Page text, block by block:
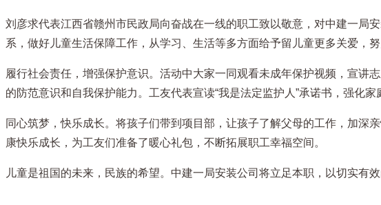
刘彦求代表江西省赣州市民政局向奋战在一线的职工致以敬意，对中建一局
系，做好儿童生活保障工作，从学习、生活等多方面给予留儿童更多关爱，
履行社会责任，增强保护意识。活动中大家一同观看未成年保护视频，宣讲
的防范意识和自我保护能力。工友代表宣读“我是法定监护人”承诺书，强化
同心筑梦，快乐成长。将孩子们带到项目部，让孩子了解父母的工作，加深
康快乐成长，为工友们准备了暖心礼包，不断拓展职工幸福空间。
儿童是祖国的未来，民族的希望。中建一局安装公司将立足本职，以切实有